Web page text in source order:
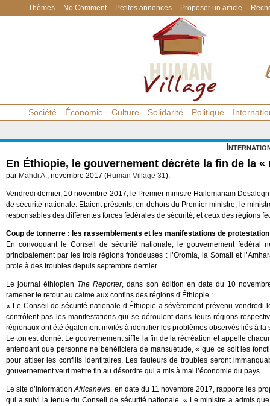
Thèmes No Comment Petites annonces Proposer un article
Société Économie Culture Solidarité Politique
En Éthiopie, le gouvernement décrète la fin de la «
par Mahdi A., novembre 2017 (Human Village 31).
Vendredi dernier, 10 novembre 2017, le Premier ministre Hailemariam
de sécurité nationale. Etaient présents, en dehors du Premier ministre, le
responsables des différentes forces fédérales de sécurité, et ceux des régions
Coup de tonnerre : les rassemblements et les manifestations de
En convoquant le Conseil de sécurité nationale, le gouvernement fédéral
principalement par les trois régions frondeuses : l’Oromia, la Somali et
proie à des troubles depuis septembre dernier.
Le journal éthiopien The Reporter, dans son édition en date du 10
ramener le retour au calme aux confins des régions d’Éthiopie :
« Le Conseil de sécurité nationale d’Éthiopie a sévèrement prévenu vendredi
contrôlent pas les manifestations qui se déroulent dans leurs régions
régionaux ont été également invités à identifier les problèmes observés liés à
Le ton est donné. Le gouvernement siffle la fin de la récréation et appelle
entendant que personne ne bénéficiera de mansuétude, « que ce soit les
pour attiser les conflits identitaires. Les fauteurs de troubles seront
gouvernement veut mettre fin au désordre qui a mis à mal l’économie du pays.
Le site d’informationAfricanews, en date du 11 novembre 2017, rapporte les
qui a suivi la tenue du Conseil de sécurité nationale. « Le ministre a admis